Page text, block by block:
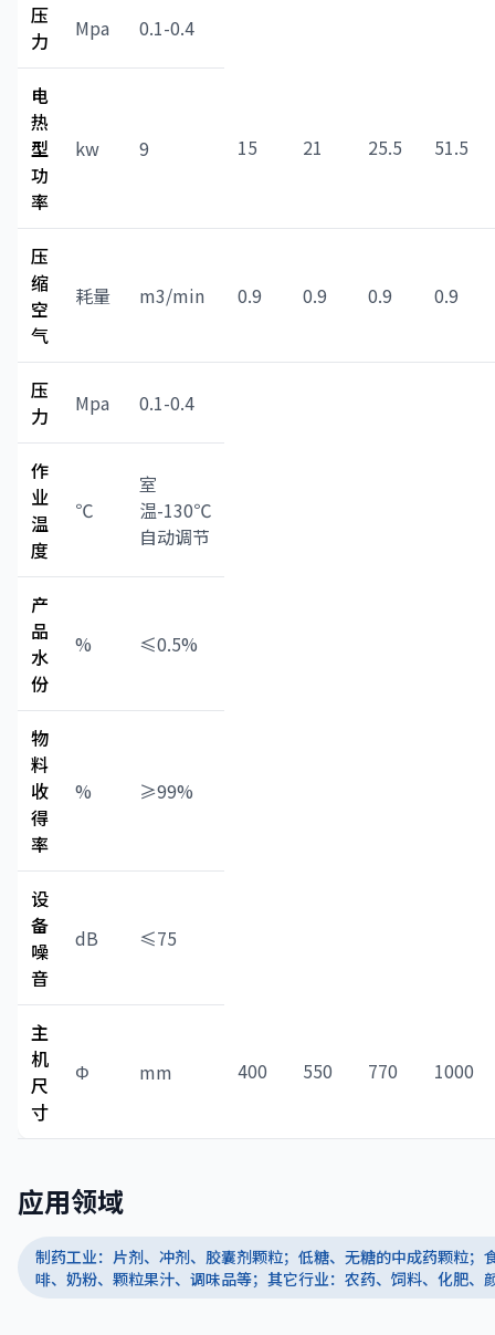
压
力
Mpa 0.1-0.4
电
热
型
功
率
kw 9 15 21 25.5 51.5
压
缩
空
气
耗量 m3/min 0.9 0.9 0.9 0.9
压
力
Mpa 0.1-0.4
作
业
温
度
℃
室
温-130℃
自动调节
产
品
水
份
% ≤0.5%
物
料
收
得
率
% ≥99%
设
备
噪
音
dB ≤75
主
机
尺
寸
Φ mm 400 550 770 1000
应用领域
制药工业：片剂、冲剂、胶囊剂颗粒；低糖、无糖的中成药颗粒；
啡、奶粉、颗粒果汁、调味品等；其它行业：农药、饲料、化肥、